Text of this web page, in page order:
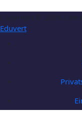
Copyright © 2026
Eduvert